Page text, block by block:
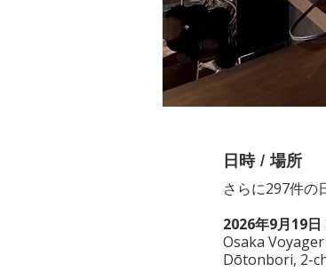
日時 / 場所
さらに297件の
2026年9月19
Osaka
Dōtonbori, 2-